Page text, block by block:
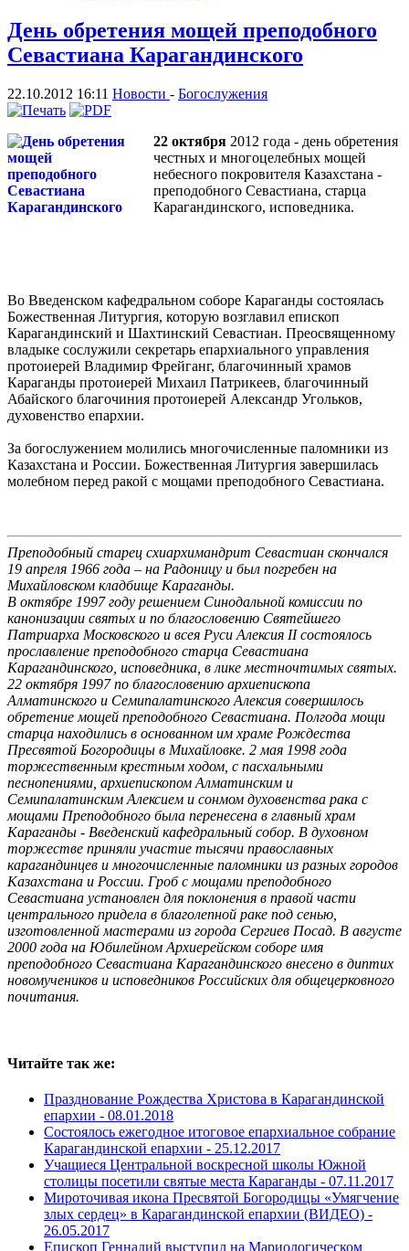
День обретения мощей преподобного
Севастиана Карагандинского
22.10.2012 16:11 Новости - Богослужения
22 октября 2012 года - день обретения
честных и многоцелебных мощей
небесного покровителя Казахстана -
преподобного Севастиана, старца
Карагандинского, исповедника.
Во Введенском кафедральном соборе Караганды состоялась
Божественная Литургия, которую возглавил епископ
Карагандинский и Шахтинский Севастиан. Преосвященному
владыке сослужили секретарь епархиального управления
протоиерей Владимир Фрейганг, благочинный храмов
Караганды протоиерей Михаил Патрикеев, благочинный
Абайского благочиния протоиерей Александр Угольков,
духовенство епархии.
За богослужением молились многочисленные паломники из
Казахстана и России. Божественная Литургия завершилась
молебном перед ракой с мощами преподобного Севастиана.
Преподобный старец схиархимандрит Севастиан скончался
19 апреля 1966 года – на Радоницу и был погребен на
Михайловском кладбище Караганды.
В октябре 1997 году решением Синодальной комиссии по
канонизации святых и по благословению Святейшего
Патриарха Московского и всея Руси Алексия II состоялось
прославление преподобного старца Севастиана
Карагандинского, исповедника, в лике местночтимых святых.
22 октября 1997 по благословению архиепископа
Алматинского и Семипалатинского Алексия совершилось
обретение мощей преподобного Севастиана. Полгода мощи
старца находились в основанном им храме Рождества
Пресвятой Богородицы в Михайловке. 2 мая 1998 года
торжественным крестным ходом, с пасхальными
песнопениями, архиепископом Алматинским и
Семипалатинским Алексием и сонмом духовенства рака с
мощами Преподобного была перенесена в главный храм
Караганды - Введенский кафедральный собор. В духовном
торжестве приняли участие тысячи православных
карагандинцев и многочисленные паломники из разных городов
Казахстана и России. Гроб с мощами преподобного
Севастиана установлен для поклонения в правой части
центрального придела в благолепной раке под сенью,
изготовленной мастерами из города Сергиев Посад. В августе
2000 года на Юбилейном Архиерейском соборе имя
преподобного Севастиана Карагандинского внесено в диптих
новомучеников и исповедников Российских для общецерковного
почитания.
Читайте так же:
Празднование Рождества Христова в Карагандинской
епархии - 08.01.2018
Состоялось ежегодное итоговое епархиальное собрание
Карагандинской епархии - 25.12.2017
Учащиеся Центральной воскресной школы Южной
столицы посетили святые места Караганды - 07.11.2017
Мироточивая икона Пресвятой Богородицы «Умягчение
злых сердец» в Карагандинской епархии (ВИДЕО) -
26.05.2017
Епископ Геннадий выступил на Мариологическом